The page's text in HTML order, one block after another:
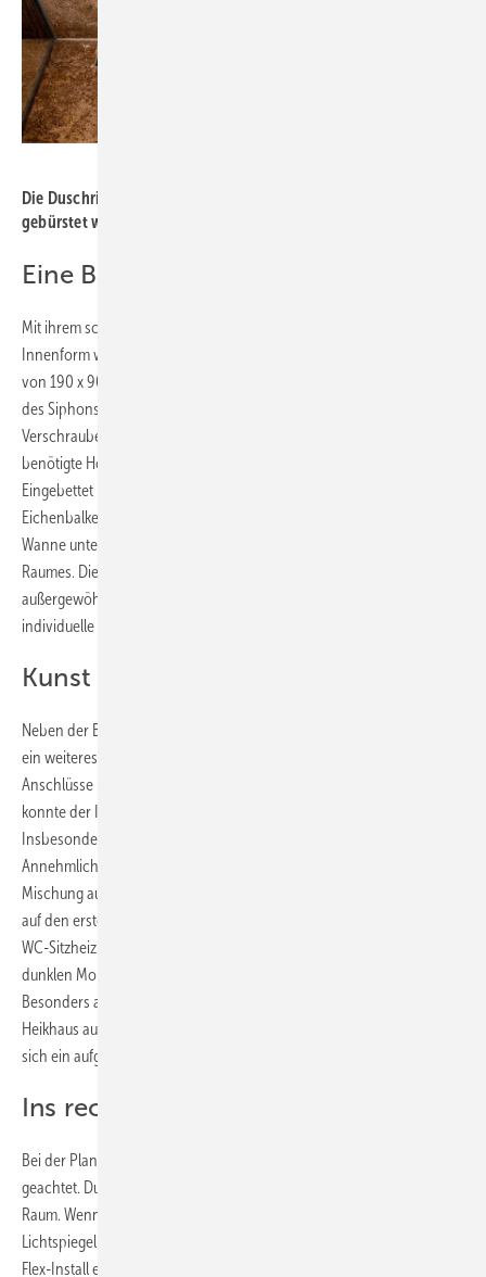
Die Duschrinne „Clean Line 80“ von Geberit in Schwarzchrom
gebürstet wurde vor Ort zugeschnitten.
Eine Badewanne als Kunstwerk
Mit ihrem schmalen Rand aus Sanitäracryl und ihrer organischen
Innenform wirkt die Badewanne Tawa (von Geberit) trotz ihrer Maße
von 190 x 90 cm minimalistisch und doch bequem. Der flache Aufbau
des Siphons erlaubt eine niedrige Einbauhöhe. Nach dem
Verschrauben der Badewannenfüße konnte der Installateur die
benötigte Höhe mühelos durch das Drehen der Füße einstellen.
Eingebettet in eine vom Künstler maßgefertigte Verkleidung aus alten
Eichenbalken wird sie zum optischen Blickfang. Die Verkleidung der
Wanne unterstreicht das rustikale und zugleich elegante Ambiente des
Raumes. Die Verwendung von Naturmaterialien und die
außergewöhnliche Gestaltung verleihen dem Bad eine ganz
individuelle Ausstrahlung.
Kunst und Komfort
Neben der Badewanne ist das Dusch-WC Aqua­clean ­Mera Comfort
ein weiteres Highlight im Badezimmer. Dank der einfach zugänglichen
Anschlüsse und der im Verpackungskarton integrierten Montagehilfe
konnte der Installateur das WC zügig und mühelos installieren.
Insbesondere das jüngste Familienmitglied schätzt die
Annehmlichkeiten eines Dusch-WCs. „Das Badezimmer ist eine
Mischung aus rustikalem Ambiente und moderner Technik, die sich
auf den ersten Blick versteckt hält“, sagt Jörg Heikhaus. Extras wie die
WC-Sitzheizung und das Orientierungslicht bieten gerade in den
dunklen Morgenstunden und an kühlen Wintertagen Komfort.
Besonders auffällig ist die künstlerische Handschrift von Jörg ­
Heikhaus auf der Betätigungsplatte Geberit Sigma 50. Auf ihr befindet
sich ein aufgetragenes Abbild eines seiner Holzschnitte.
Ins rechte Licht gerückt
Bei der Planung des Bades wurde auch auf die Lichtverhältnisse
geachtet. Durch das große Fenster fällt tagsüber viel Tageslicht in den
Raum. Wenn es dunkel wird, sorgt der ovale „­Geberit ­Option
Lichtspiegel“ für eine angenehme Atmosphäre. Der Spiegel bietet mit
Flex-Install eine innovative und einfache Befestigungslösung. Die